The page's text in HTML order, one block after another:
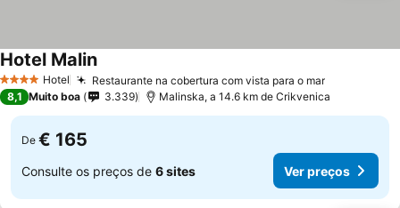
4 EstrelasHotel Restaurante na cobertura com vista para o mar
Hotel Malin
8,1 Muito boa 3.339 Malinska, a 14.6 km de Crikvenica
De € 165
Consulte os preços de 6 sites Ver preços